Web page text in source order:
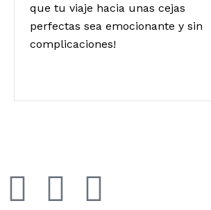
que tu viaje hacia unas cejas
perfectas sea emocionante y sin
complicaciones!